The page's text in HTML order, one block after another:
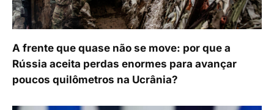
A frente que quase não se move: por que a
Rússia aceita perdas enormes para avançar
poucos quilômetros na Ucrânia?